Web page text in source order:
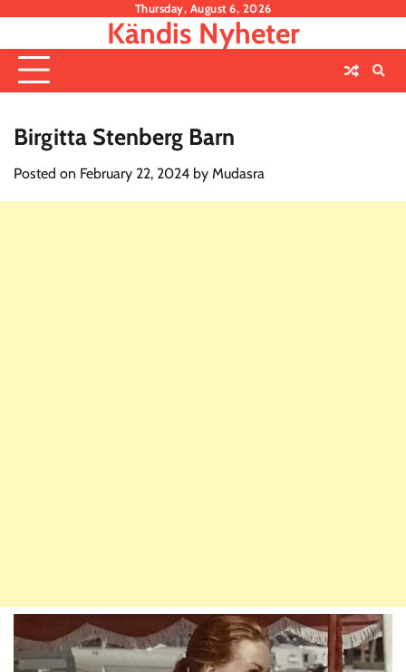
content
Thursday, August 6, 2026
Kändis Nyheter
Birgitta Stenberg Barn
Posted on February 22, 2024 by Mudasra